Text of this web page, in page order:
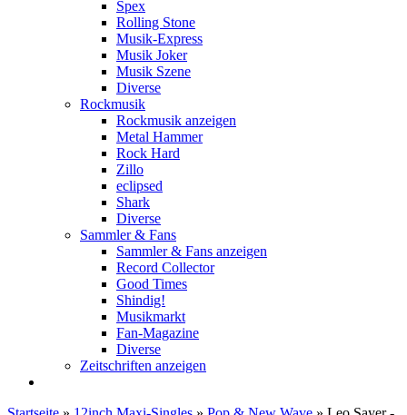
Spex
Rolling Stone
Musik-Express
Musik Joker
Musik Szene
Diverse
Rockmusik
Rockmusik anzeigen
Metal Hammer
Rock Hard
Zillo
eclipsed
Shark
Diverse
Sammler & Fans
Sammler & Fans anzeigen
Record Collector
Good Times
Shindig!
Musikmarkt
Fan-Magazine
Diverse
Zeitschriften anzeigen